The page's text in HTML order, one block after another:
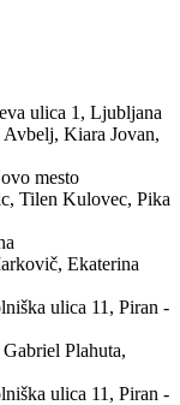
ulica 1, Ljubljana
Kiara Jovan,
mesto
Tilen Kulovec, Pika
Ekaterina
ulica 11, Piran -
Plahuta,
ulica 11, Piran -